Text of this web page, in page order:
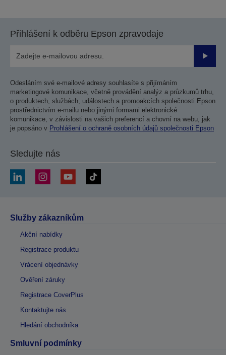
Přihlášení k odběru Epson zpravodaje
Odesláním své e-mailové adresy souhlasíte s přijímáním
marketingové komunikace, včetně provádění analýz a průzkumů trhu,
o produktech, službách, událostech a promoakcích společnosti Epson
prostřednictvím e-mailu nebo jinými formami elektronické
komunikace, v závislosti na vašich preferencí a chovní na webu, jak
je popsáno v Prohlášení o ochraně osobních údajů společnosti Epson
Sledujte nás
Služby zákazníkům
Akční nabídky
Registrace produktu
Vrácení objednávky
Ověření záruky
Registrace CoverPlus
Kontaktujte nás
Hledání obchodníka
Smluvní podmínky